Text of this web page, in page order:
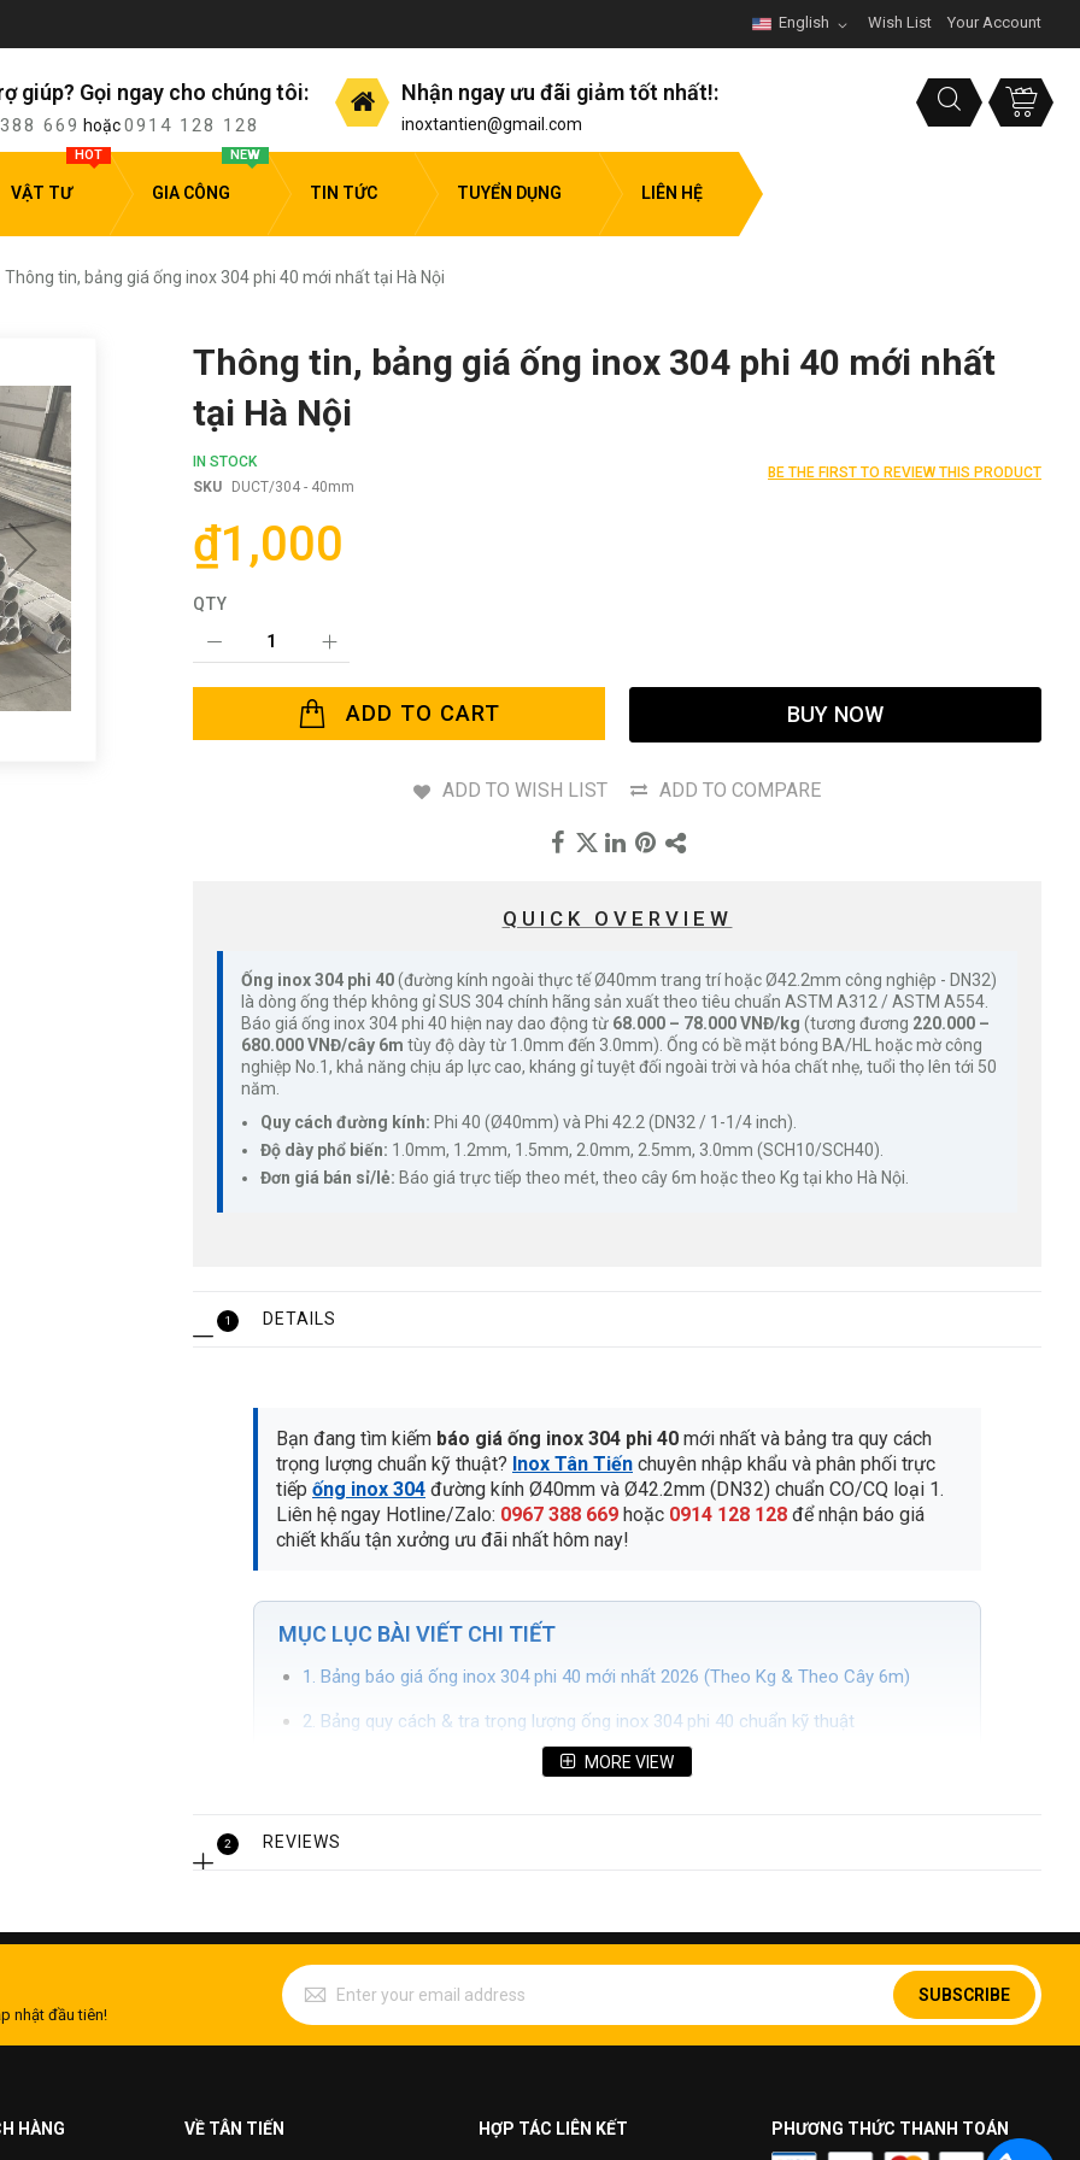
Wish List Your Account
English
giúp? Gọi ngay cho chúng tôi:
669 hoặc0914 128 128
Nhận ngay ưu đãi giảm tốt nhất!:
inoxtantien@gmail.com
VẬT TƯ
HOT
GIA CÔNG
NEW
TIN TỨC TUYỂN DỤNG LIÊN HỆ
Thông tin, bảng giá ống inox 304 phi 40 mới nhất tại Hà Nội
Thông tin, bảng giá ống inox 304 phi 40 mới nhất
tại Hà Nội
IN STOCK
SKU
DUCT/304 - 40mm
BE THE FIRST TO REVIEW THIS PRODUCT
₫1,000
QTY
ADD TO CART BUY NOW
ADD TO WISH LIST ADD TO COMPARE
QUICK OVERVIEW
Ống inox 304 phi 40(đường kính ngoài thực tế Ø40mm trang trí hoặc Ø42.2mm công nghiệp - DN32)
là dòng ống thép không gỉ SUS 304 chính hãng sản xuất theo tiêu chuẩn ASTM A312 / ASTM A554.
Báo giá ống inox 304 phi 40 hiện nay dao động từ 68.000 – 78.000 VNĐ/kg (tương đương 220.000 –
680.000 VNĐ/cây 6m tùy độ dày từ 1.0mm đến 3.0mm). Ống có bề mặt bóng BA/HL hoặc mờ công
nghiệp No.1, khả năng chịu áp lực cao, kháng gỉ tuyệt đối ngoài trời và hóa chất nhẹ, tuổi thọ lên tới 50
năm.
Quy cách đường kính: Phi 40 (Ø40mm) và Phi 42.2 (DN32 / 1-1/4 inch).
Độ dày phổ biến: 1.0mm, 1.2mm, 1.5mm, 2.0mm, 2.5mm, 3.0mm (SCH10/SCH40).
Đơn giá bán sỉ/lẻ: Báo giá trực tiếp theo mét, theo cây 6m hoặc theo Kg tại kho Hà Nội.
1 DETAILS
Bạn đang tìm kiếm báo giá ống inox 304 phi 40 mới nhất và bảng tra quy cách
trọng lượng chuẩn kỹ thuật? Inox Tân Tiến chuyên nhập khẩu và phân phối trực
tiếp ống inox 304 đường kính Ø40mm và Ø42.2mm (DN32) chuẩn CO/CQ loại 1.
Liên hệ ngay Hotline/Zalo: 0967 388 669 hoặc 0914 128 128 để nhận báo giá
chiết khấu tận xưởng ưu đãi nhất hôm nay!
MỤC LỤC BÀI VIẾT CHI TIẾT
1. Bảng báo giá ống inox 304 phi 40 mới nhất 2026 (Theo Kg & Theo Cây 6m)
2. Bảng quy cách & tra trọng lượng ống inox 304 phi 40 chuẩn kỹ thuật
3. Tổng quan về ống inox 304 phi 40 (Ø40mm & Ø42.2mm)
7. Các câu hỏi thường gặp khi mua ống inox 304 phi 40 (FAQ)
Inox Tân Tiến xin gửi tới quý khách hàng, các nhà thầu và xưởng cơ khíbảng báo giá ống
MORE VIEW
2 REVIEWS
nhật đầu tiên!
SUBSCRIBE
HÀNG VỀ TÂN TIẾN HỢP TÁC LIÊN KẾT PHƯƠNG THỨC THANH TOÁN